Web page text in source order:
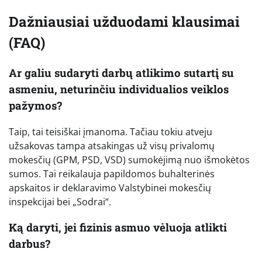
Dažniausiai užduodami klausimai
(FAQ)
Ar galiu sudaryti darbų atlikimo sutartį su
asmeniu, neturinčiu individualios veiklos
pažymos?
Taip, tai teisiškai įmanoma. Tačiau tokiu atveju
užsakovas tampa atsakingas už visų privalomų
mokesčių (GPM, PSD, VSD) sumokėjimą nuo išmokėtos
sumos. Tai reikalauja papildomos buhalterinės
apskaitos ir deklaravimo Valstybinei mokesčių
inspekcijai bei „Sodrai“.
Ką daryti, jei fizinis asmuo vėluoja atlikti
darbus?